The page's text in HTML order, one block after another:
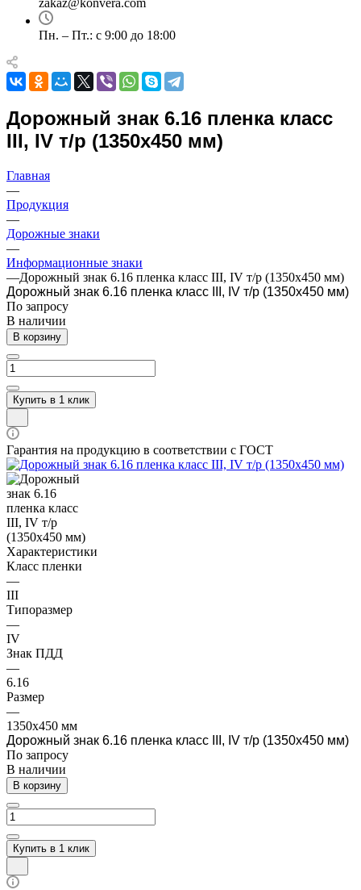
zakaz@konvera.com
Пн. – Пт.: с 9:00 до 18:00
Дорожный знак 6.16 пленка класс
III, IV т/р (1350х450 мм)
Главная
—
Продукция
—
Дорожные знаки
—
Информационные знаки
—Дорожный знак 6.16 пленка класс III, IV т/р (1350х450 мм)
Дорожный знак 6.16 пленка класс III, IV т/р (1350х450 мм)
По запросу
В наличии
В корзину
Купить в 1 клик
Гарантия на продукцию в соответствии с ГОСТ
Характеристики
Класс пленки
—
III
Типоразмер
—
IV
Знак ПДД
—
6.16
Размер
—
1350х450 мм
Дорожный знак 6.16 пленка класс III, IV т/р (1350х450 мм)
По запросу
В наличии
В корзину
Купить в 1 клик